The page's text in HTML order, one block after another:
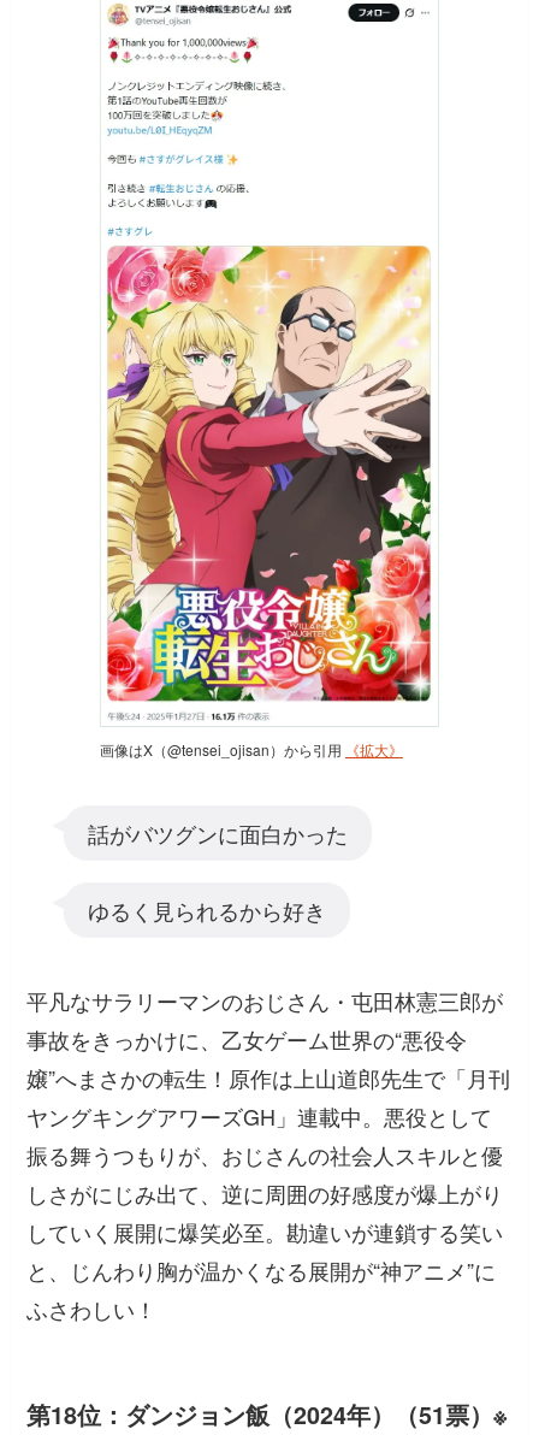
画像はX（@tensei_ojisan）から引用 《拡大》
話がバツグンに面白かった
ゆるく見られるから好き
平凡なサラリーマンのおじさん・屯田林憲三郎が
事故をきっかけに、乙女ゲーム世界の“悪役令
嬢”へまさかの転生！原作は上山道郎先生で「月刊
ヤングキングアワーズGH」連載中。悪役として
振る舞うつもりが、おじさんの社会人スキルと優
しさがにじみ出て、逆に周囲の好感度が爆上がり
していく展開に爆笑必至。勘違いが連鎖する笑い
と、じんわり胸が温かくなる展開が“神アニメ”に
ふさわしい！
第18位：ダンジョン飯（2024年）（51票）※